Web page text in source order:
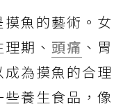
魚的藝術。女
期、 頭痛 、胃
為摸魚的合理
養生食品，像